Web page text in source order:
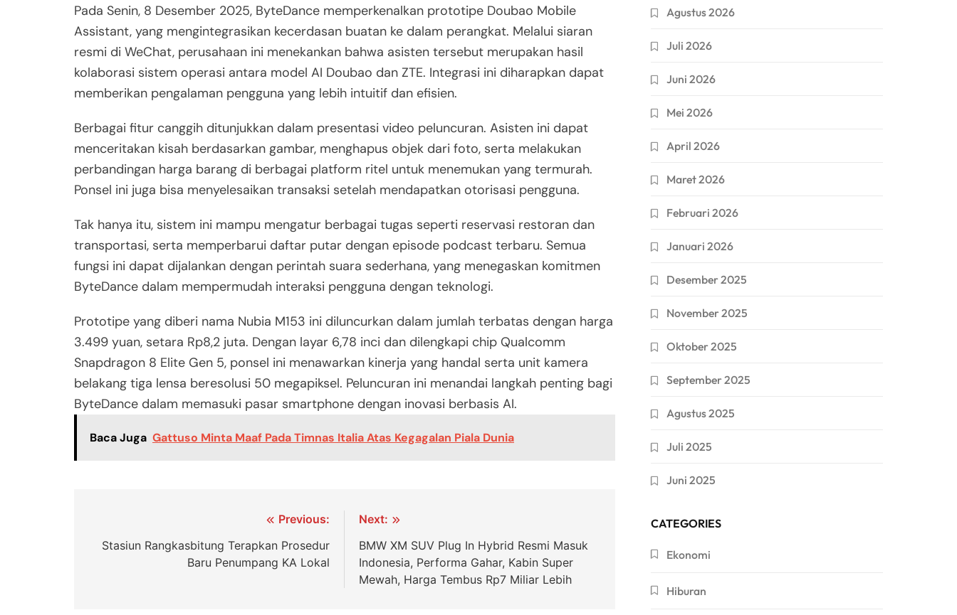
Pada Senin, 8 Desember 2025, ByteDance memperkenalkan prototipe Doubao Mobile
Assistant, yang mengintegrasikan kecerdasan buatan ke dalam perangkat. Melalui siaran
resmi di WeChat, perusahaan ini menekankan bahwa asisten tersebut merupakan hasil
kolaborasi sistem operasi antara model AI Doubao dan ZTE. Integrasi ini diharapkan dapat
memberikan pengalaman pengguna yang lebih intuitif dan efisien.
Berbagai fitur canggih ditunjukkan dalam presentasi video peluncuran. Asisten ini dapat
menceritakan kisah berdasarkan gambar, menghapus objek dari foto, serta melakukan
perbandingan harga barang di berbagai platform ritel untuk menemukan yang termurah.
Ponsel ini juga bisa menyelesaikan transaksi setelah mendapatkan otorisasi pengguna.
Tak hanya itu, sistem ini mampu mengatur berbagai tugas seperti reservasi restoran dan
transportasi, serta memperbarui daftar putar dengan episode podcast terbaru. Semua
fungsi ini dapat dijalankan dengan perintah suara sederhana, yang menegaskan komitmen
ByteDance dalam mempermudah interaksi pengguna dengan teknologi.
Prototipe yang diberi nama Nubia M153 ini diluncurkan dalam jumlah terbatas dengan harga
3.499 yuan, setara Rp8,2 juta. Dengan layar 6,78 inci dan dilengkapi chip Qualcomm
Snapdragon 8 Elite Gen 5, ponsel ini menawarkan kinerja yang handal serta unit kamera
belakang tiga lensa beresolusi 50 megapiksel. Peluncuran ini menandai langkah penting bagi
ByteDance dalam memasuki pasar smartphone dengan inovasi berbasis AI.
Baca Juga Gattuso Minta Maaf Pada Timnas Italia Atas Kegagalan Piala Dunia
pos
Previous:
Stasiun Rangkasbitung Terapkan Prosedur
Baru Penumpang KA Lokal
Next:
BMW XM SUV Plug In Hybrid Resmi Masuk
Indonesia, Performa Gahar, Kabin Super
Mewah, Harga Tembus Rp7 Miliar Lebih
Agustus 2026
Juli 2026
Juni 2026
Mei 2026
April 2026
Maret 2026
Februari 2026
Januari 2026
Desember 2025
November 2025
Oktober 2025
September 2025
Agustus 2025
Juli 2025
Juni 2025
CATEGORIES
Ekonomi
Hiburan